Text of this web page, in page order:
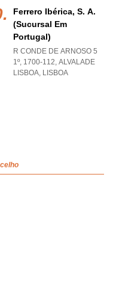
Ferrero Ibérica, S. A.
(sucursal Em
Portugal)
R CONDE DE ARNOSO 5
1º, 1700-112, ALVALADE
LISBOA, LISBOA